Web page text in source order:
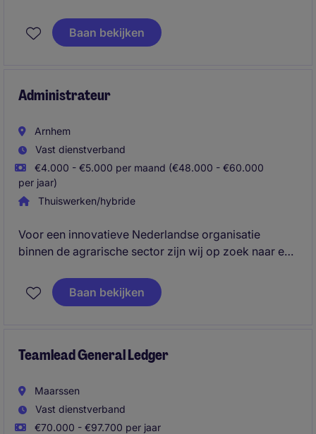
bewaakt de kwaliteit van de financiële administratie,
creëert inzicht in financiële risico's en kansen en
waarin projecten, deadlines en
Baan bekijken
Administrateur
Arnhem
Vast dienstverband
€4.000 - €5.000 per maand (€48.000 - €60.000
per jaar)
Thuiswerken/hybride
Voor een innovatieve Nederlandse organisatie
binnen de agrarische sector zijn wij op zoek naar een
Administrateur. De organisatie ontwikkelt
vernieuwende oplossingen die bijdragen aan een
Baan bekijken
Teamlead General Ledger
Maarssen
Vast dienstverband
€70.000 - €97.700 per jaar